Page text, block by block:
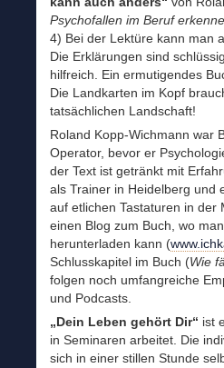
Psychofallen im Beruf
4) Bei der Lektüre kann man
Die Erklärungen sind
hilfreich. Ein ermutigendes
Die Landkarten im Kopf
tatsächlichen Landschaft!
Roland Kopp-Wichmann war
Operator, bevor er
der Text ist getränkt mit
als Trainer in Heidelberg und
auf etlichen Tastaturen in der
einen Blog zum Buch, wo
herunterladen kann (
Schlusskapitel im Buch (Wie
folgen noch umfangreiche
und Podcasts.
„Dein Leben gehört Dir“ ist
in Seminaren arbeitet. Die
sich in einer stillen Stunde